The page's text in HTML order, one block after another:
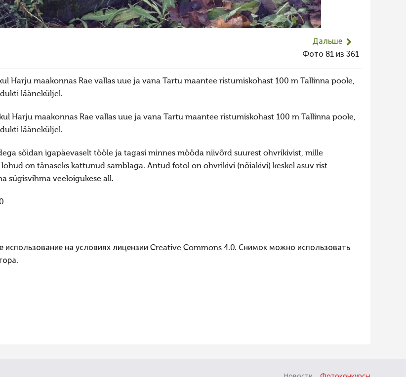
Дальше
Фото 81 из 361
Harju maakonnas Rae vallas uue ja vana Tartu maantee ristumiskohast 100 m Tallinna poole,
lääneküljel.
Harju maakonnas Rae vallas uue ja vana Tartu maantee ristumiskohast 100 m Tallinna poole,
lääneküljel.
sõidan igapäevaselt tööle ja tagasi minnes mööda niivõrd suurest ohvrikivist, mille
lohud on tänaseks kattunud samblaga. Antud fotol on ohvrikivi (nõiakivi) keskel asuv rist
sügisvihma veeloigukese all.
на условиях лицензии Creative Commons 4.0. Снимок можно использовать